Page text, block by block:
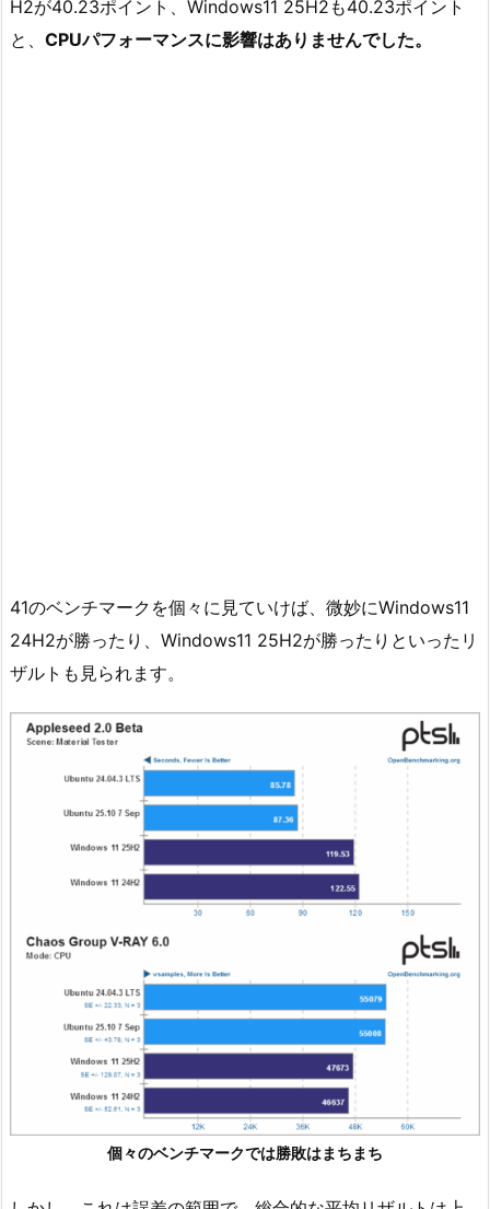
H2が40.23ポイント、Windows11 25H2も40.23ポイント
と、 CPUパフォーマンスに影響はありませんでした。
41のベンチマークを個々に見ていけば、微妙にWindows11
24H2が勝ったり、Windows11 25H2が勝ったりといったリ
ザルトも見られます。
個々のベンチマークでは勝敗はまちまち